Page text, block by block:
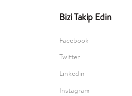
Bizi Takip Edin
Facebook
Twitter
Linkedin
Instagram